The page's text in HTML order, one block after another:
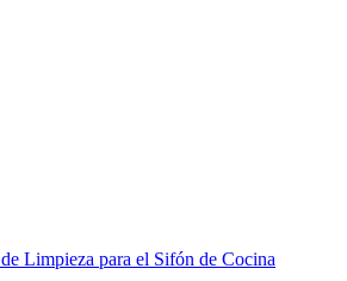
Limpieza para el Sifón de Cocina